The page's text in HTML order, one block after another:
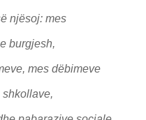
njësoj: mes
burgjesh,
mes dëbimeve